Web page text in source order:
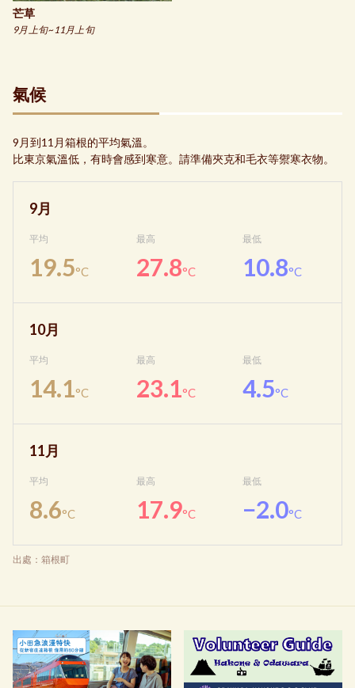
芒草
9月上旬~11月上旬
氣候
9月到11月箱根的平均氣溫。
比東京氣溫低，有時會感到寒意。請準備夾克和毛衣等禦寒衣物。
9月
平均
19.5°C
最高
27.8°C
最低
10.8°C
10月
平均
14.1°C
最高
23.1°C
最低
4.5°C
11月
平均
8.6°C
最高
17.9°C
最低
−2.0°C
出處：箱根町